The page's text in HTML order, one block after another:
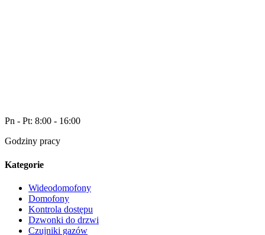
Pn - Pt: 8:00 - 16:00
Godziny pracy
Kategorie
Wideodomofony
Domofony
Kontrola dostępu
Dzwonki do drzwi
Czujniki gazów